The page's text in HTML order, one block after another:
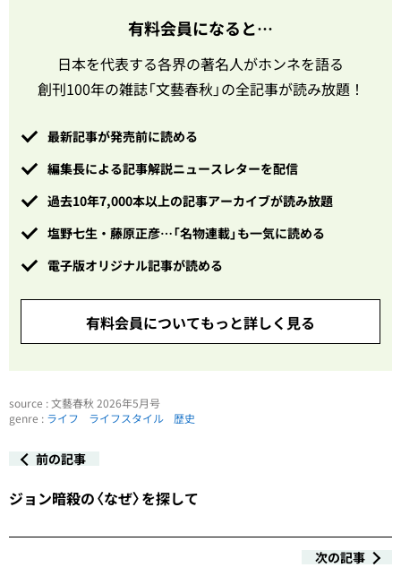
有料会員になると…
日本を代表する各界の著名人がホンネを語る
創刊100年の雑誌「文藝春秋」の全記事が読み放題！
最新記事が発売前に読める
編集長による記事解説ニュースレターを配信
過去10年7,000本以上の記事アーカイブが読み放題
塩野七生・藤原正彦…「名物連載」も一気に読める
電子版オリジナル記事が読める
有料会員についてもっと詳しく見る
source : 文藝春秋 2026年5月号
genre : ライフ ライフスタイル 歴史
前の記事
ジョン暗殺の〈なぜ〉を探して
次の記事